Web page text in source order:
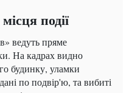
події
ведуть пряме
На кадрах видно
будинку, уламки
по подвір'ю, та вибиті